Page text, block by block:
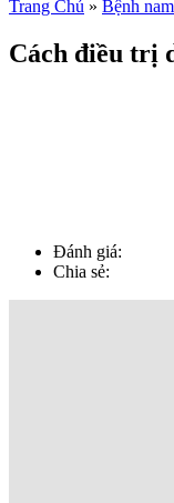
Trang Chủ » Bệnh
Cách điều trị
Đánh giá:
Chia sẻ: